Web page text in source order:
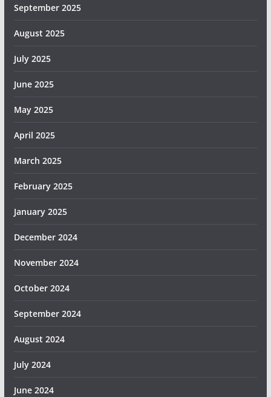
September 2025
August 2025
July 2025
June 2025
May 2025
April 2025
March 2025
February 2025
January 2025
December 2024
November 2024
October 2024
September 2024
August 2024
July 2024
June 2024